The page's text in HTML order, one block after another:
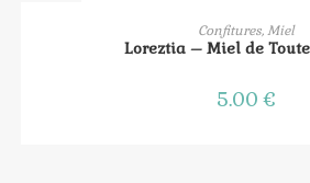
AJOUTER AU
Confitures, Miel
Loreztia – Miel de
5.00€